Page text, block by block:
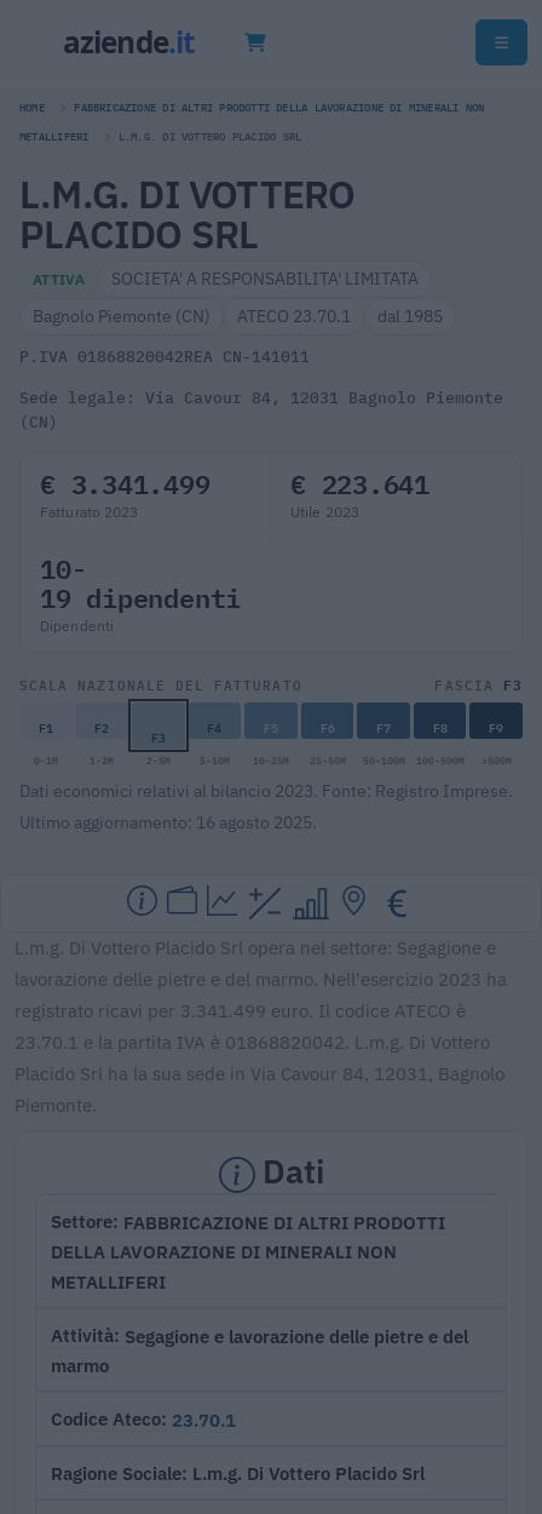
HOME FABBRICAZIONE DI ALTRI PRODOTTI DELLA LAVORAZIONE DI MINERALI NON
METALLIFERI L.M.G. DI VOTTERO PLACIDO SRL
L.M.G. DI VOTTERO
PLACIDO SRL
ATTIVA
SOCIETA' A RESPONSABILITA' LIMITATA
Bagnolo Piemonte (CN)
ATECO 23.70.1 dal 1985
P.IVA 01868820042REA CN-141011
Sede legale: Via Cavour 84, 12031 Bagnolo Piemonte
(CN)
€ 3.341.499
Fatturato 2023
€ 223.641
Utile 2023
10-
19 dipendenti
Dipendenti
SCALA NAZIONALE DEL FATTURATO FASCIA F3
F1 F2 F3 F4 F5 F6 F7 F8 F9
0-1M 1-2M 2-5M 5-10M 10-25M 25-50M 50-100M 100-500M >500M
Dati economici relativi al bilancio 2023. Fonte: Registro Imprese.
Ultimo aggiornamento: 16 agosto 2025.
L.m.g. Di Vottero Placido Srl opera nel settore: Segagione e
lavorazione delle pietre e del marmo. Nell'esercizio 2023 ha
registrato ricavi per 3.341.499 euro. Il codice ATECO è
23.70.1 e la partita IVA è 01868820042. L.m.g. Di Vottero
Placido Srl ha la sua sede in Via Cavour 84, 12031, Bagnolo
Piemonte.
Dati
Settore FABBRICAZIONE DI ALTRI PRODOTTI
DELLA LAVORAZIONE DI MINERALI NON
METALLIFERI
Attività Segagione e lavorazione delle pietre e del
marmo
Codice Ateco 23.70.1
Ragione Sociale L.m.g. Di Vottero Placido Srl